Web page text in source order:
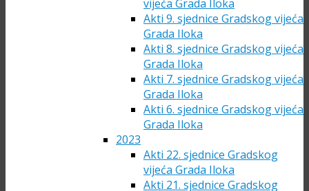
vijeća Grada Iloka
Akti 9. sjednice Gradskog vijeća
Grada Iloka
Akti 8. sjednice Gradskog vijeća
Grada Iloka
Akti 7. sjednice Gradskog vijeća
Grada Iloka
Akti 6. sjednice Gradskog vijeća
Grada Iloka
2023
Akti 22. sjednice Gradskog
vijeća Grada Iloka
Akti 21. sjednice Gradskog